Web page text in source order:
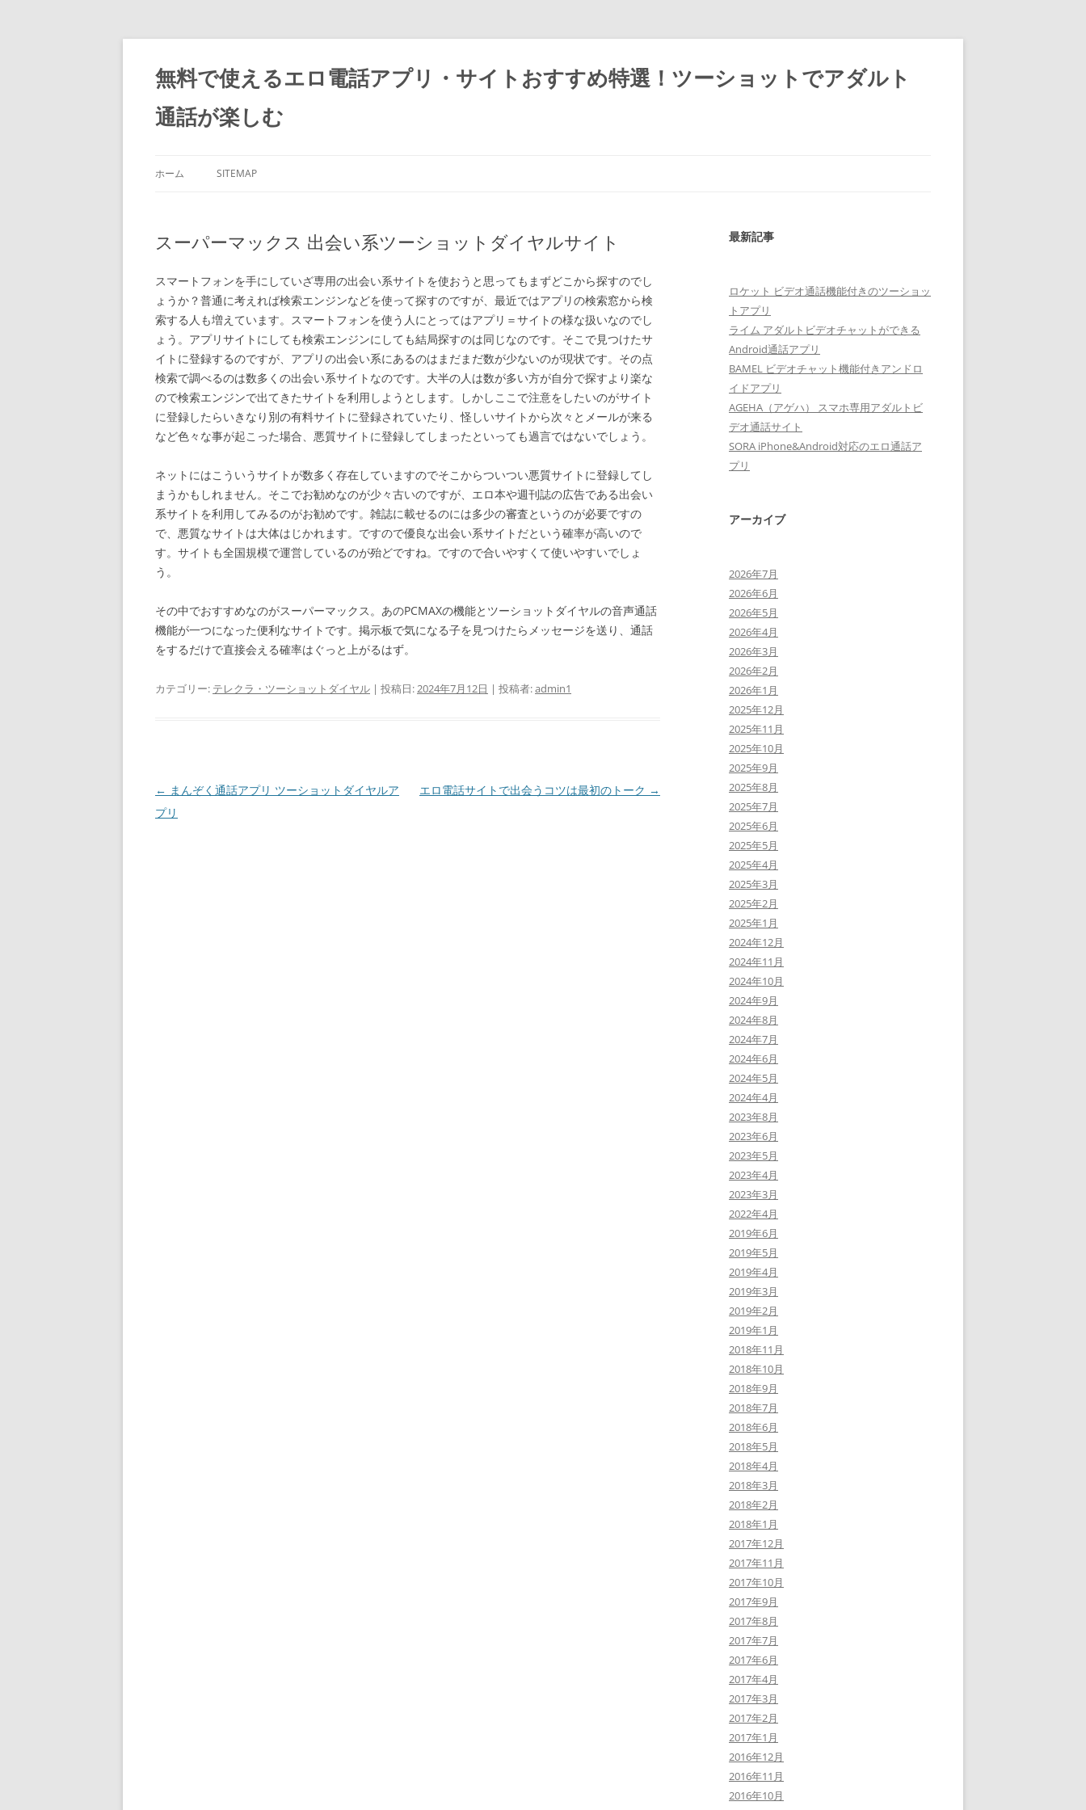
コ
テ
ン
ツ
ス
キ
無料で使えるエロ電話アプリ・サイトおすすめ特選！ツーショットでアダルト
通話が楽しむ
ホーム SITEMAP
スーパーマックス 出会い系ツーショットダイヤルサイト
スマートフォンを手にしていざ専用の出会い系サイトを使おうと思ってもまずどこから探すのでし
ょうか？普通に考えれば検索エンジンなどを使って探すのですが、最近ではアプリの検索窓から検
索する人も増えています。スマートフォンを使う人にとってはアプリ＝サイトの様な扱いなのでし
ょう。アプリサイトにしても検索エンジンにしても結局探すのは同じなのです。そこで見つけたサ
イトに登録するのですが、アプリの出会い系にあるのはまだまだ数が少ないのが現状です。その点
検索で調べるのは数多くの出会い系サイトなのです。大半の人は数が多い方が自分で探すより楽な
ので検索エンジンで出てきたサイトを利用しようとします。しかしここで注意をしたいのがサイト
に登録したらいきなり別の有料サイトに登録されていたり、怪しいサイトから次々とメールが来る
など色々な事が起こった場合、悪質サイトに登録してしまったといっても過言ではないでしょう。
ネットにはこういうサイトが数多く存在していますのでそこからついつい悪質サイトに登録してし
まうかもしれません。そこでお勧めなのが少々古いのですが、エロ本や週刊誌の広告である出会い
系サイトを利用してみるのがお勧めです。雑誌に載せるのには多少の審査というのが必要ですの
で、悪質なサイトは大体はじかれます。ですので優良な出会い系サイトだという確率が高いので
す。サイトも全国規模で運営しているのが殆どですね。ですので合いやすくて使いやすいでしょ
う。
その中でおすすめなのがスーパーマックス。あのPCMAXの機能とツーショットダイヤルの音声通話
機能が一つになった便利なサイトです。掲示板で気になる子を見つけたらメッセージを送り、通話
をするだけで直接会える確率はぐっと上がるはず。
カテゴリー: テレクラ・ツーショットダイヤル | 投稿日:2024年7月12日 | 投稿者:admin1
投
稿
← まんぞく通話アプリ ツーショットダイヤルア
プリ
エロ電話サイトで出会うコツは最初のトーク →
最新記事
ロケット ビデオ通話機能付きのツーショッ
トアプリ
ライム アダルトビデオチャットができる
Android通話アプリ
BAMEL ビデオチャット機能付きアンドロ
イドアプリ
AGEHA（アゲハ） スマホ専用アダルトビ
デオ通話サイト
SORA iPhone&Android対応のエロ通話ア
プリ
アーカイブ
2026年7月
2026年6月
2026年5月
2026年4月
2026年3月
2026年2月
2026年1月
2025年12月
2025年11月
2025年10月
2025年9月
2025年8月
2025年7月
2025年6月
2025年5月
2025年4月
2025年3月
2025年2月
2025年1月
2024年12月
2024年11月
2024年10月
2024年9月
2024年8月
2024年7月
2024年6月
2024年5月
2024年4月
2023年8月
2023年6月
2023年5月
2023年4月
2023年3月
2022年4月
2019年6月
2019年5月
2019年4月
2019年3月
2019年2月
2019年1月
2018年11月
2018年10月
2018年9月
2018年7月
2018年6月
2018年5月
2018年4月
2018年3月
2018年2月
2018年1月
2017年12月
2017年11月
2017年10月
2017年9月
2017年8月
2017年7月
2017年6月
2017年4月
2017年3月
2017年2月
2017年1月
2016年12月
2016年11月
2016年10月